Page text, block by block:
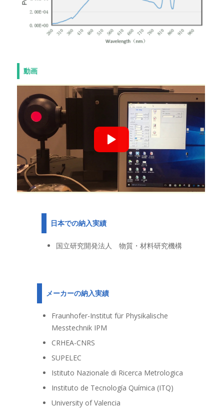
動画
日本での納入実績
国立研究開発法人 物質・材料研究機構
メーカーの納入実績
Fraunhofer-Institut für Physikalische
Messtechnik IPM
CRHEA-CNRS
SUPELEC
Istituto Nazionale di Ricerca Metrologica
Instituto de Tecnología Química (ITQ)
University of Valencia